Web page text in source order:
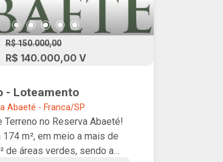
R$ 150.000,00
R$ 140.000,00 V
- Loteamento
Abaeté - Franca/SP
Terreno no Reserva Abaeté!
174 m², em meio a mais de
de áreas verdes, sendo a